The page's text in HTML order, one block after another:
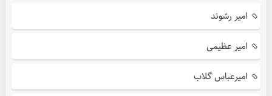
امیر رشوند
امیر عظیمی
امیرعباس گلاب